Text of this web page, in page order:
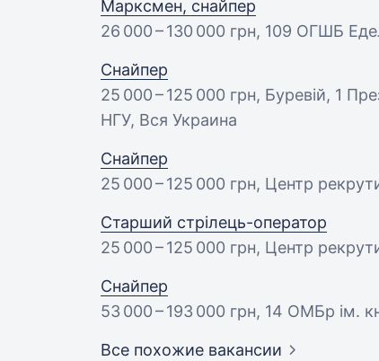
Марксмен, снайпер
26 000 – 130 000 грн, 109 ОГШБ
Снайпер
25 000 – 125 000 грн, Буревій, 1
НГУ, Вся Украина
Снайпер
25 000 – 125 000 грн, Центр
Стаpший стpілець-опеpатоp
25 000 – 125 000 грн, Центр
Снайпер
53 000 – 193 000 грн, 14 ОМБр ім.
Все похожие вакансии